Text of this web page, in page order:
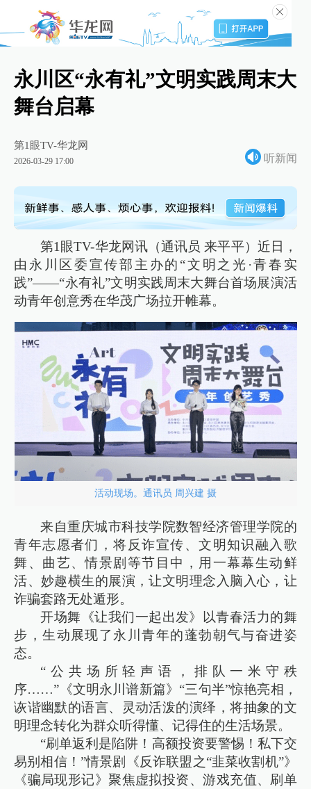
永川区“永有礼”文明实践周末大
舞台启幕
第1眼TV-华龙网
2026-03-29 17:00 听新闻
第1眼TV-华龙网讯（通讯员 来平平）近日，
由永川区委宣传部主办的“文明之光·青春实
践”——“永有礼”文明实践周末大舞台首场展演活
动青年创意秀在华茂广场拉开帷幕。
活动现场。通讯员 周兴建 摄
来自重庆城市科技学院数智经济管理学院的
青年志愿者们，将反诈宣传、文明知识融入歌
舞、曲艺、情景剧等节目中，用一幕幕生动鲜
活、妙趣横生的展演，让文明理念入脑入心，让
诈骗套路无处遁形。
开场舞《让我们一起出发》以青春活力的舞
步，生动展现了永川青年的蓬勃朝气与奋进姿
态。
“公共场所轻声语，排队一米守秩
序……”《文明永川谱新篇》“三句半”惊艳亮相，
诙谐幽默的语言、灵动活泼的演绎，将抽象的文
明理念转化为群众听得懂、记得住的生活场景。
“刷单返利是陷阱！高额投资要警惕！私下交
易别相信！”情景剧《反诈联盟之“韭菜收割机”》
《骗局现形记》聚焦虚拟投资、游戏充值、刷单